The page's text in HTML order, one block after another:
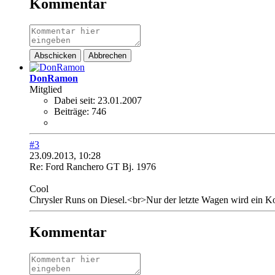
Kommentar
Abschicken Abbrechen
DonRamon
Mitglied
Dabei seit: 23.01.2007
Beiträge: 746
#3
23.09.2013, 10:28
Re: Ford Ranchero GT Bj. 1976
Cool
Chrysler Runs on Diesel.<br>Nur der letzte Wagen wird ein
Kommentar